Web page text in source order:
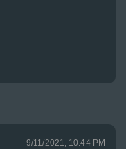
9/11/2021, 10:44 PM